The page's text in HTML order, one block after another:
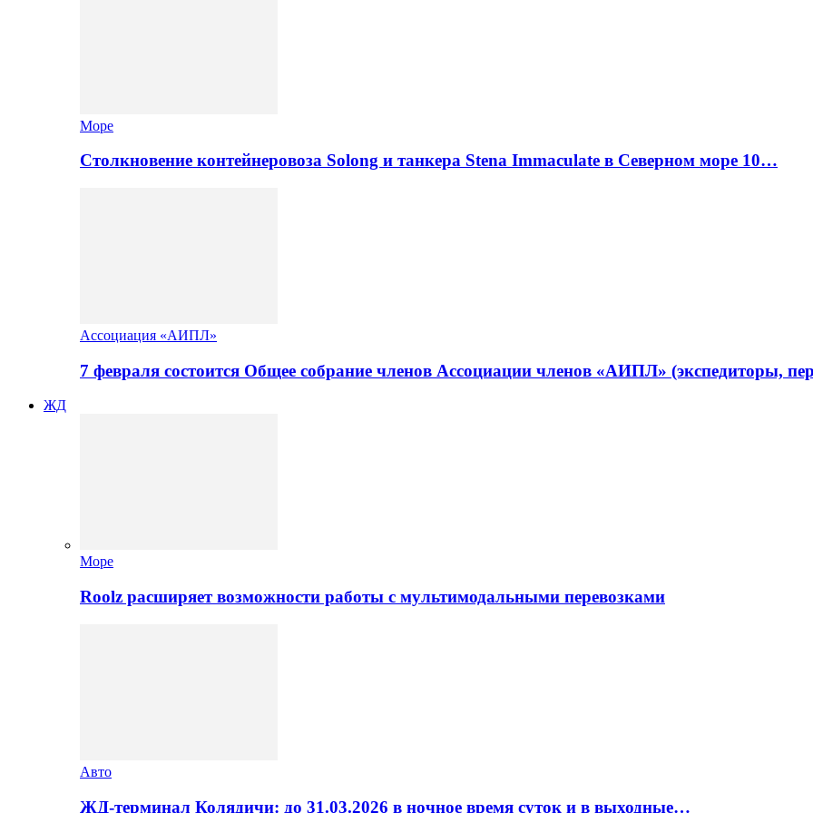
Море
Столкновение контейнеровоза Solong и танкера Stena Immaculate в Северном море 10…
Ассоциация «АИПЛ»
7 февраля состоится Общее собрание членов Ассоциации членов «АИПЛ» (экспедиторы,
ЖД
Море
Roolz расширяет возможности работы с мультимодальными перевозками
Авто
ЖД-терминал Колядичи: до 31.03.2026 в ночное время суток и в выходные…